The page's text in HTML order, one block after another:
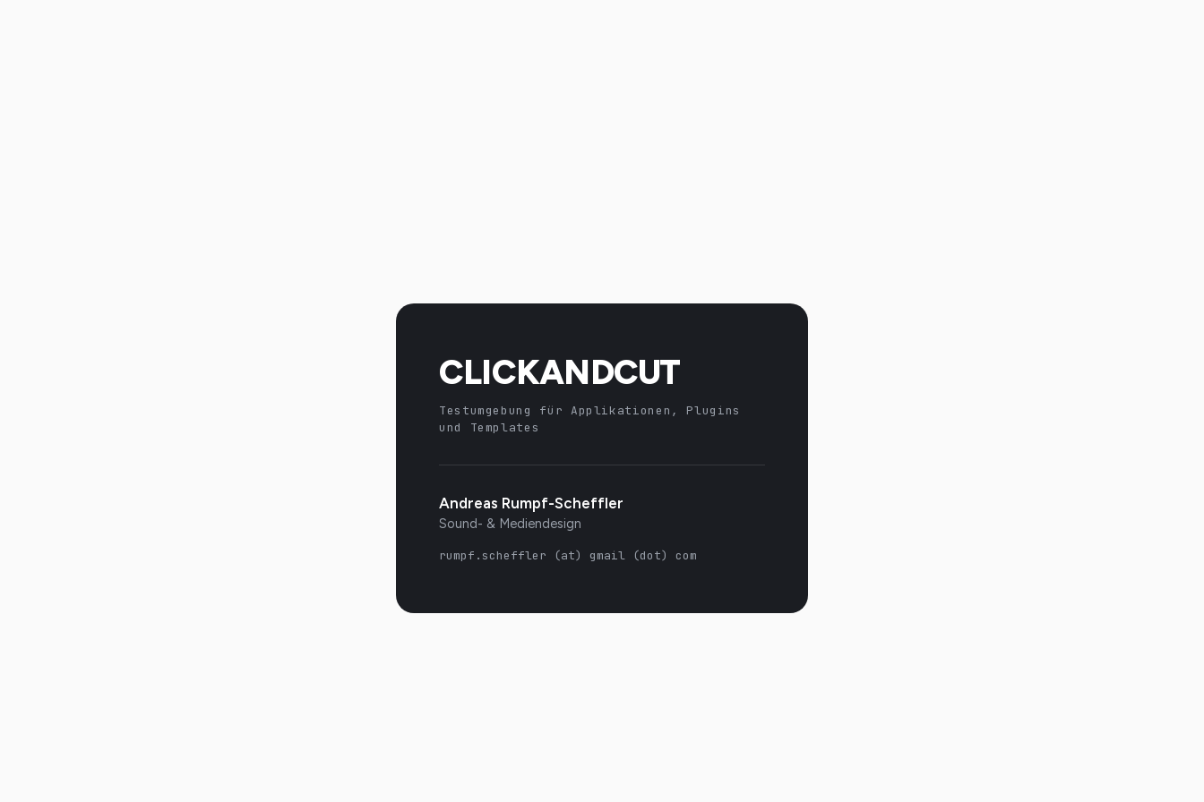
CLICKANDCUT
Testumgebung für Applikationen, Plugins
und Templates
Andreas Rumpf-Scheffler
Sound- & Mediendesign
rumpf.scheffler (at) gmail (dot) com